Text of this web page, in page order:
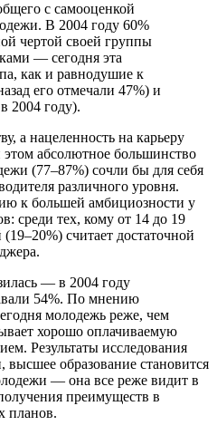
с самооценкой
В 2004 году 60%
чертой своей группы
— сегодня эта
как и равнодушие к
его отмечали 47%) и
2004 году).
а нацеленность на карьеру
абсолютное большинство
(77–87%) сочли бы для себя
различного уровня.
к большей амбициозности у
среди тех, кому от 14 до 19
считает достаточной
— в 2004 году
54%. По мнению
молодежь реже, чем
хорошо оплачиваемую
Результаты исследования
высшее образование становится
— она все реже видит в
преимуществ в
планов.